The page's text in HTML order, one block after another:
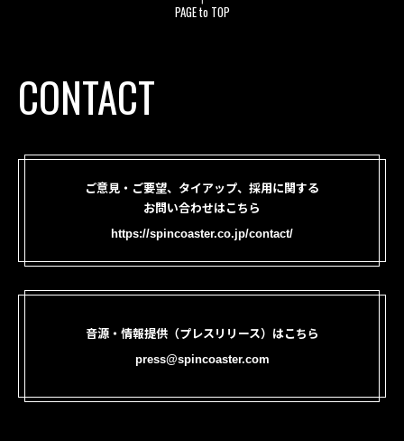
PAGE to TOP
CONTACT
ご意見・ご要望、タイアップ、採用に関する
お問い合わせはこちら
https://spincoaster.co.jp/contact/
音源・情報提供（プレスリリース）はこちら
press@spincoaster.com